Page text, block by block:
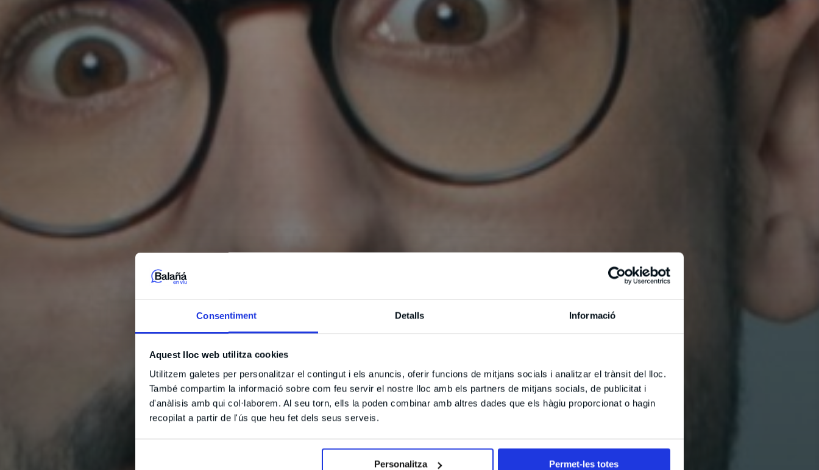
Consentiment Detalls Informació
Aquest lloc web utilitza cookies
Utilitzem galetes per personalitzar el contingut i els anuncis, oferir funcions de mitjans socials i analitzar el trànsit del lloc.
També compartim la informació sobre com feu servir el nostre lloc amb els partners de mitjans socials, de publicitat i
d'anàlisis amb qui col·laborem. Al seu torn, ells la poden combinar amb altres dades que els hàgiu proporcionat o hagin
recopilat a partir de l'ús que heu fet dels seus serveis.
Personalitza Permet-les totes